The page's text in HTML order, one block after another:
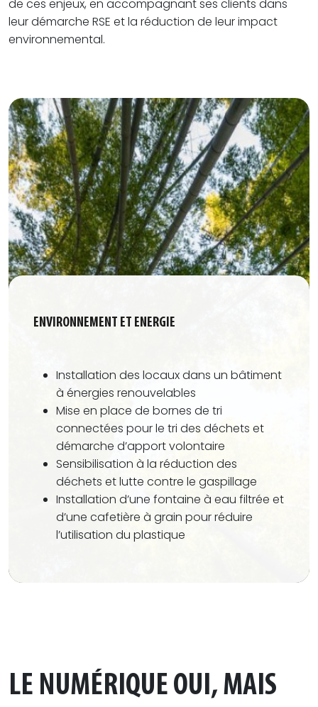
de ces enjeux, en accompagnant ses clients dans
leur démarche RSE et la réduction de leur impact
environnemental.
ENVIRONNEMENT ET ENERGIE
Installation des locaux dans un bâtiment
à énergies renouvelables
Mise en place de bornes de tri
connectées pour le tri des déchets et
démarche d’apport volontaire
Sensibilisation à la réduction des
déchets etlutte contre le gaspillage
Installation d’une fontaine à eau filtrée et
d’une cafetière à grain pourréduire
l’utilisation du plastique
LE NUMÉRIQUE OUI, MAIS